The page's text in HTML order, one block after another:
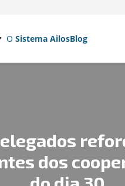
O Sistema AilosBlog
dos